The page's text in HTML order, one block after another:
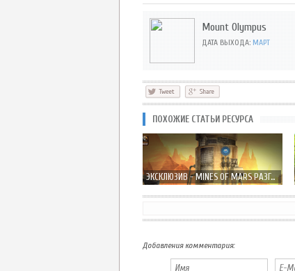
Mount Olympus
ДАТА ВЫХОДА: МАРТ
ПОХОЖИЕ СТАТЬИ РЕСУРСА
ЭКСКЛЮЗИВ - MINES OF MARS РАЗГАДАЕМ ВСЕ СЕКРЕТЫ КРАСНОЙ ПЛАНЕТЫ? [ПРОМО КОДЫ]
Добавления комментария: